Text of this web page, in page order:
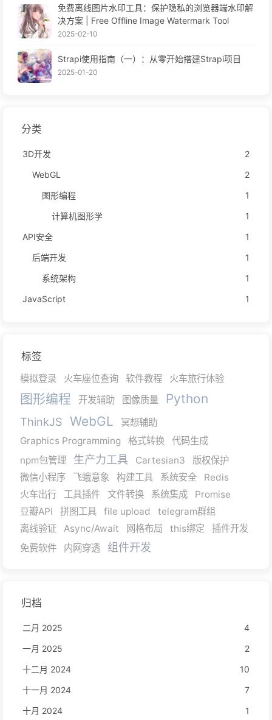
免费离线图片水印工具：保护隐私的浏览器端水印解
决方案 | Free Offline Image Watermark Tool
2025-02-10
Strapi使用指南（一）：从零开始搭建Strapi项目
2025-01-20
分类
3D开发
2
WebGL
2
图形编程
1
计算机图形学
1
API安全
1
后端开发
1
系统架构
1
JavaScript
1
标签
模拟登录 火车座位查询 软件教程 火车旅行体验
图形编程 开发辅助 图像质量 Python
ThinkJS WebGL
冥想辅助
Graphics Programming
格式转换
代码生成
npm包管理
生产力工具 Cartesian3
版权保护
微信小程序
飞蛾意象 构建工具 系统安全
Redis
火车出行
工具插件 文件转换 系统集成
Promise
豆瓣API
拼图工具 file upload
telegram群组
离线验证
Async/Await 网格布局 this绑定
插件开发
免费软件
内网穿透 组件开发
归档
二月 2025
4
一月 2025
2
十二月 2024
10
十一月 2024
7
十月 2024
1